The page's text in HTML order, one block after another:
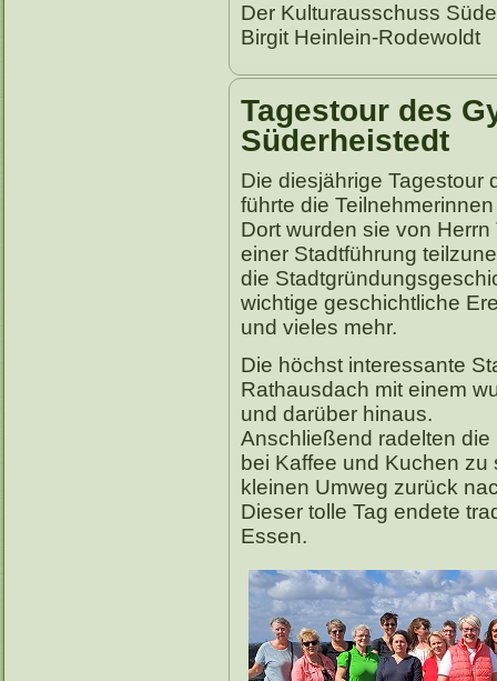
Der Kulturausschuss
Birgit Heinlein-Rodewoldt
Tagestour des
Süderheistedt
Die diesjährige Tagestour
führte die
Dort wurden sie von
einer Stadtführung
die
wichtige geschichtliche
und vieles mehr.
Die höchst interessante
Rathausdach mit einem
und darüber hinaus.
Anschließend radelten
bei Kaffee und Kuchen
kleinen Umweg zurück
Dieser tolle Tag endete
Essen.